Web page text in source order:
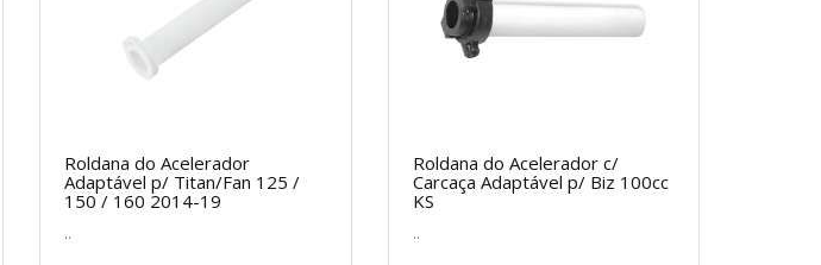
Roldana do Acelerador
Adaptável p/ Titan/Fan 125 /
150 / 160 2014-19
..
Roldana do Acelerador c/
Carcaça Adaptável p/ Biz 100cc
KS
..